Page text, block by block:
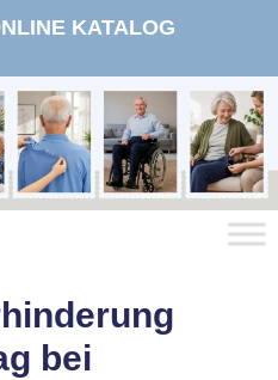
KATALOG
bei